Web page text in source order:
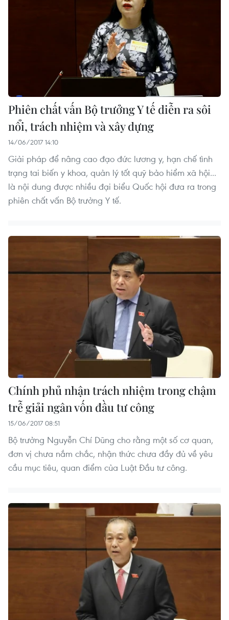
Phiên chất vấn Bộ trưởng Y tế diễn ra sôi
nổi, trách nhiệm và xây dựng
14/06/2017 14:10
Giải pháp để nâng cao đạo đức lương y, hạn chế tình
trạng tai biến y khoa, quản lý tốt quỹ bảo hiểm xã hội...
là nội dung được nhiều đại biểu Quốc hội đưa ra trong
phiên chất vấn Bộ trưởng Y tế.
Chính phủ nhận trách nhiệm trong chậm
trễ giải ngân vốn đầu tư công
15/06/2017 08:51
Bộ trưởng Nguyễn Chí Dũng cho rằng một số cơ quan,
đơn vị chưa nắm chắc, nhận thức chưa đầy đủ về yêu
cầu mục tiêu, quan điểm của Luật Đầu tư công.